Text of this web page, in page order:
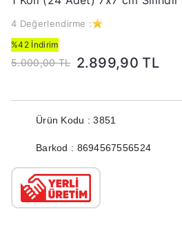
4 Değerlendirme :
%42 İndirim
5.000,00 TL 2.899,90 TL
Ürün Kodu : 3851
Barkod : 8694567556524